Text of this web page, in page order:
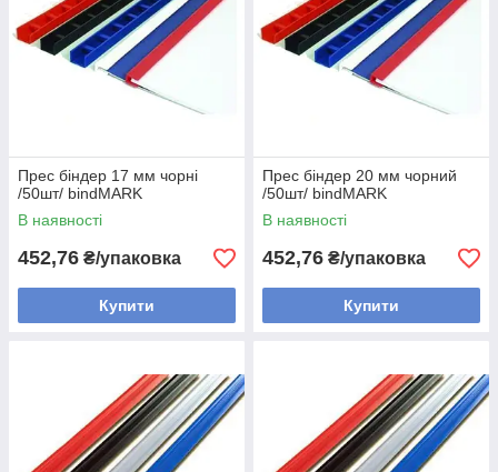
Прес біндер 17 мм чорні
/50шт/ bindMARK
В наявності
452,76 ₴/упаковка
Купити
Прес біндер 20 мм чорний
/50шт/ bindMARK
В наявності
452,76 ₴/упаковка
Купити